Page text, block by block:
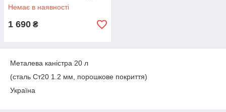
Немає в наявності
1 690 ₴
Металева каністра 20 л
(сталь Ст20 1.2 мм, порошкове покриття)
Україна